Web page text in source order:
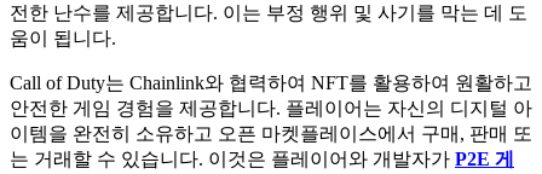
전한 난수를 제공합니다. 이는 부정 행위 및 사기를 막는 데 도
움이 됩니다.
Call of Duty는 Chainlink와 협력하여 NFT를 활용하여 원활하고
안전한 게임 경험을 제공합니다. 플레이어는 자신의 디지털 아
이템을 완전히 소유하고 오픈 마켓플레이스에서 구매, 판매 또
는 거래할 수 있습니다. 이것은 플레이어와 개발자가 P2E 게